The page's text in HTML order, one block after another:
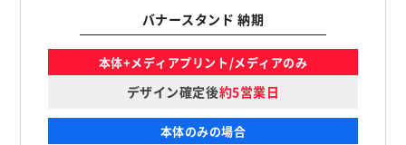
バナースタンド 納期
本体+メディアプリント/メディアのみ
デザイン確定後約5営業日
本体のみの場合